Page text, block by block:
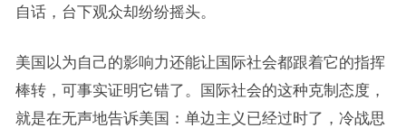
自话，台下观众却纷纷摇头。
美国以为自己的影响力还能让国际社会都跟着它的指挥
棒转，可事实证明它错了。国际社会的这种克制态度，
就是在无声地告诉美国：单边主义已经过时了，冷战思